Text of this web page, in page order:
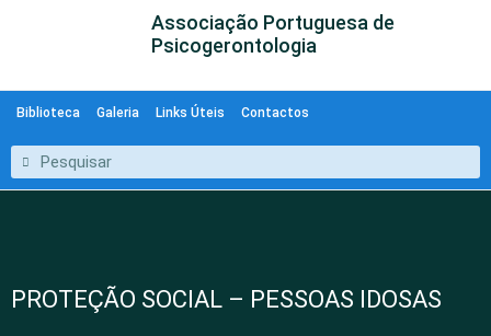
Associação Portuguesa de
Psicogerontologia
Biblioteca Galeria Links Úteis Contactos
PROTEÇÃO SOCIAL – PESSOAS IDOSAS